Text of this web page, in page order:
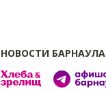
НОВОСТИ БАРНАУЛА